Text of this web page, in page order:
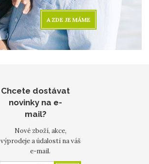
A ZDE JE MÁME
Chcete dostávat
novinky na e-
mail?
Nové zboží, akce,
výprodeje a údalosti na váš
e-mail.